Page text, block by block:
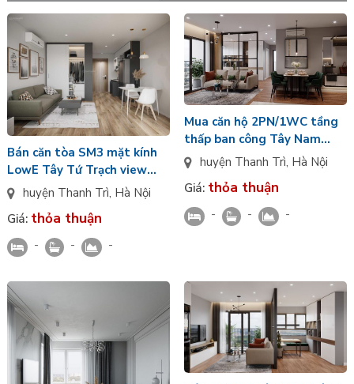
Bán căn tòa SM3 mặt kính
LowE Tây Tứ Trạch view
sân tập PickleBall Greenera
Southmark 486 Ngọc Hồi
huyện Thanh Trì, Hà Nội
Giá: thỏa thuận
- - -
Mua căn hộ 2PN/1WC tầng
thấp ban công Tây Nam
nhìn đài phun nước tòa SM3
486 Ngọc Hồi Thanh Trì
huyện Thanh Trì, Hà Nội
Giá: thỏa thuận
- - -